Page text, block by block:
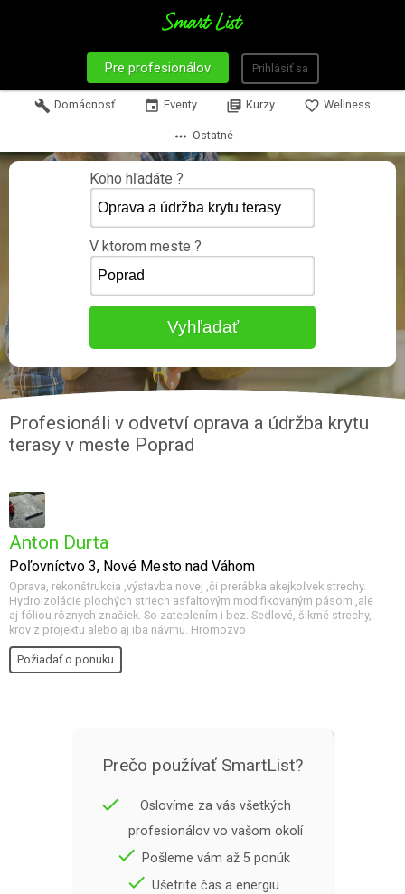
Pre profesionálov Prihlásiť sa
build Domácnosť event Eventy library_books Kurzy favorite_border Wellness
more_horiz Ostatné
Koho hľadáte ?
V ktorom meste ?
Profesionáli v odvetví oprava a údržba krytu
terasy v meste Poprad
Anton Durta
Poľovníctvo 3, Nové Mesto nad Váhom
Oprava, rekonštrukcia ,výstavba novej ,či prerábka akejkoľvek strechy.
Hydroizolácie plochých striech asfaltovým modifikovaným pásom ,ale
aj fóliou rôznych značiek. So zateplením i bez. Sedlové, šikmé strechy,
krov z projektu alebo aj iba návrhu. Hromozvo
Požiadať o ponuku
Prečo používať SmartList?
done
Oslovíme za vás všetkých
profesionálov vo vašom okolí
done Pošleme vám až 5 ponúk
done Ušetrite čas a energiu